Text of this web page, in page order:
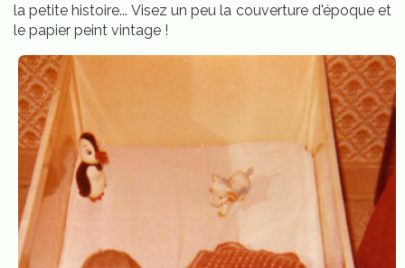
la petite histoire... Visez un peu la couverture d'époque et
le papier peint vintage !